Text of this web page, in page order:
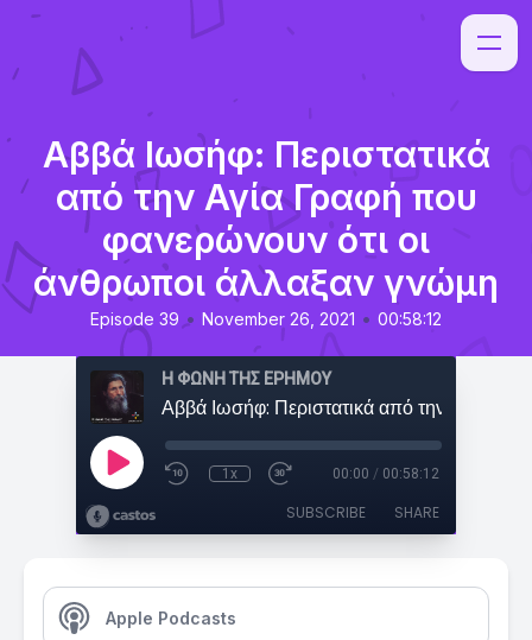
Αββά Ιωσήφ: Περιστατικά
από την Αγία Γραφή που
φανερώνουν ότι οι
άνθρωποι άλλαξαν γνώμη
Episode 39 • November 26, 2021 • 00:58:12
Η ΦΩΝΗ ΤΗΣ ΕΡΗΜΟΥ
1x 00:00 / 00:58:12
SUBSCRIBE SHARE
Apple Podcasts